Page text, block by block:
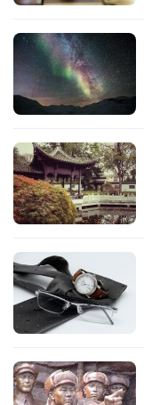
络
热
词
影
台
词
他
词
语